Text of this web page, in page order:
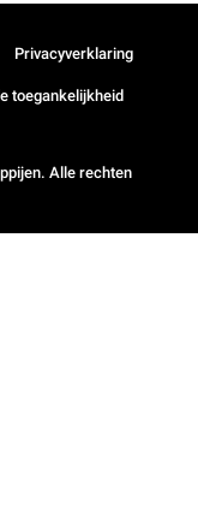
Alle rechten
Privacyverklaring
toegankelijkheid